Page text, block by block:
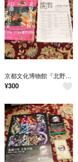
京都文化博物館『北野天満宮、信仰と名宝 天神さんの源流』展パンフレット&展示品目
¥300